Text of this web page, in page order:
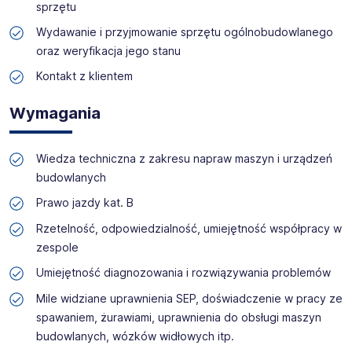
Skontaktuj się z nami - to nic nie kosztuje, możesz za to
zyskać profesjonalne doradztwo i wymarzoną pracę!
sprzętu
Wydawanie i przyjmowanie sprzętu ogólnobudowlanego
oraz weryfikacja jego stanu
Kontakt z klientem
Wymagania
Wiedza techniczna z zakresu napraw maszyn i urządzeń
budowlanych
Prawo jazdy kat. B
Rzetelność, odpowiedzialność, umiejętność współpracy w
zespole
Umiejętność diagnozowania i rozwiązywania problemów
Mile widziane uprawnienia SEP, doświadczenie w pracy ze
spawaniem, żurawiami, uprawnienia do obsługi maszyn
budowlanych, wózków widłowych itp.